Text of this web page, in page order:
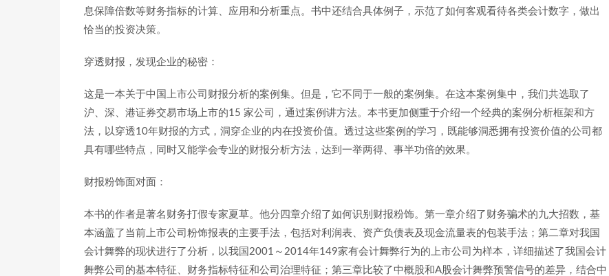
息保障倍数等财务指标的计算、应用和分析重点。书中还结合具体例子，示范了如何客观看待各类会计数字，做出
恰当的投资决策。
穿透财报，发现企业的秘密：
这是一本关于中国上市公司财报分析的案例集。但是，它不同于一般的案例集。在这本案例集中，我们共选取了
沪、深、港证券交易市场上市的15 家公司，通过案例讲方法。本书更加侧重于介绍一个经典的案例分析框架和方
法，以穿透10年财报的方式，洞穿企业的内在投资价值。透过这些案例的学习，既能够洞悉拥有投资价值的公司都
具有哪些特点，同时又能学会专业的财报分析方法，达到一举两得、事半功倍的效果。
财报粉饰面对面：
本书的作者是著名财务打假专家夏草。他分四章介绍了如何识别财报粉饰。第一章介绍了财务骗术的九大招数，基
本涵盖了当前上市公司粉饰报表的主要手法，包括对利润表、资产负债表及现金流量表的包装手法；第二章对我国
会计舞弊的现状进行了分析，以我国2001～2014年149家有会计舞弊行为的上市公司为样本，详细描述了我国会计
舞弊公司的基本特征、财务指标特征和公司治理特征；第三章比较了中概股和A股会计舞弊预警信号的差异，结合中